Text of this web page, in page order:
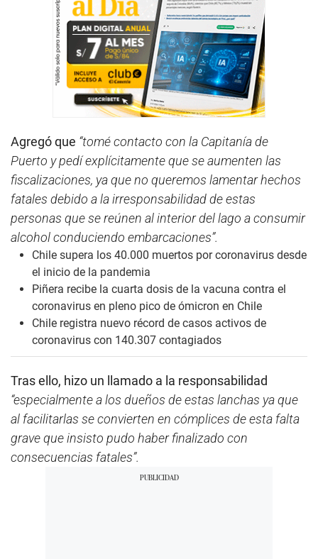
Agregó que “tomé contacto con la Capitanía de
Puerto y pedí explícitamente que se aumenten las
fiscalizaciones, ya que no queremos lamentar hechos
fatales debido a la irresponsabilidad de estas
personas que se reúnen al interior del lago a consumir
alcohol conduciendo embarcaciones”.
Chile supera los 40.000 muertos por coronavirus desde
el inicio de la pandemia
Piñera recibe la cuarta dosis de la vacuna contra el
coronavirus en pleno pico de ómicron en Chile
Chile registra nuevo récord de casos activos de
coronavirus con 140.307 contagiados
Tras ello, hizo un llamado a la responsabilidad
“especialmente a los dueños de estas lanchas ya que
al facilitarlas se convierten en cómplices de esta falta
grave que insisto pudo haber finalizado con
consecuencias fatales”.